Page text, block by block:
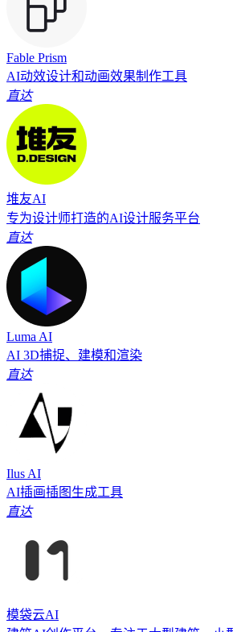
Fable Prism
AI动效设计和动画效果制作工具
直达
堆友AI
专为设计师打造的AI设计服务平台
直达
Luma AI
AI 3D捕捉、建模和渲染
直达
Ilus AI
AI插画插图生成工具
直达
模袋云AI